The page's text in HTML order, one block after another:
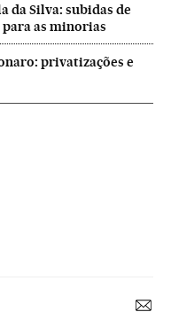
da Silva: subidas de
as minorias
privatizações e